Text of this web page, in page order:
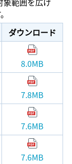
ダウンロード
8.0MB
7.8MB
7.6MB
7.6MB